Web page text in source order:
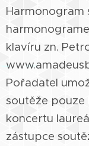
Harmonogram
klavíru zn.
Pořadatel
soutěže pouze
koncertu
zástupce